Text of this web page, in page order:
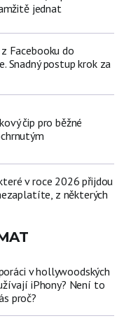
jednat
Facebooku do
Snadný postup krok za
čip pro běžné
v roce 2026 přijdou
z některých
v hollywoodských
iPhony? Není to
proč?